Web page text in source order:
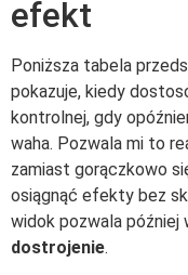
efekt
Poniższa tabela
pokazuje, kiedy
kontrolnej, gdy
waha. Pozwala mi to
zamiast gorączkowo
osiągnąć efekty bez
widok pozwala później
dostrojenie.